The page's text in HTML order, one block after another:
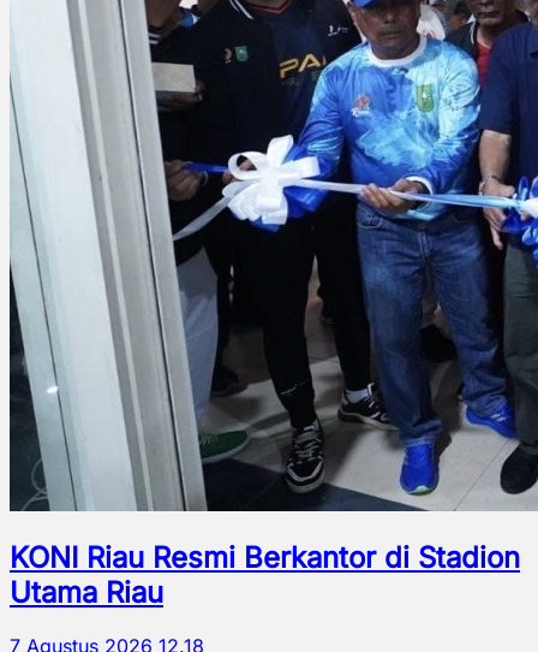
KONI Riau Resmi Berkantor di Stadion
Utama Riau
7 Agustus 2026 12.18